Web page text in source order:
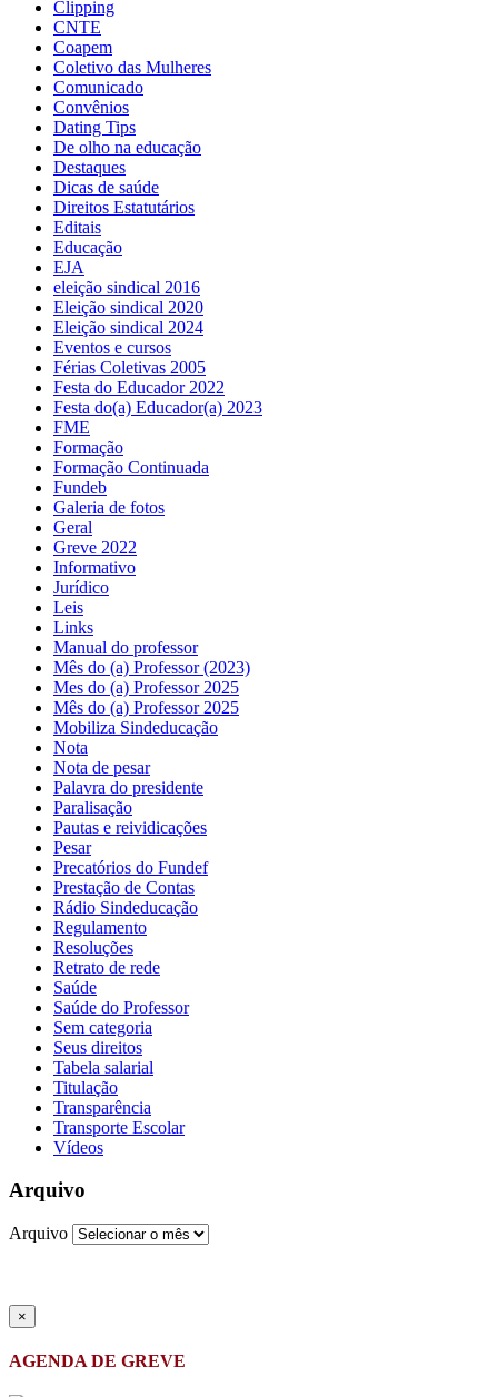
Clipping
CNTE
Coapem
Coletivo das Mulheres
Comunicado
Convênios
Dating Tips
De olho na educação
Destaques
Dicas de saúde
Direitos Estatutários
Editais
Educação
EJA
eleição sindical 2016
Eleição sindical 2020
Eleição sindical 2024
Eventos e cursos
Férias Coletivas 2005
Festa do Educador 2022
Festa do(a) Educador(a) 2023
FME
Formação
Formação Continuada
Fundeb
Galeria de fotos
Geral
Greve 2022
Informativo
Jurídico
Leis
Links
Manual do professor
Mês do (a) Professor (2023)
Mes do (a) Professor 2025
Mês do (a) Professor 2025
Mobiliza Sindeducação
Nota
Nota de pesar
Palavra do presidente
Paralisação
Pautas e reividicações
Pesar
Precatórios do Fundef
Prestação de Contas
Rádio Sindeducação
Regulamento
Resoluções
Retrato de rede
Saúde
Saúde do Professor
Sem categoria
Seus direitos
Tabela salarial
Titulação
Transparência
Transporte Escolar
Vídeos
Arquivo
Arquivo
×
AGENDA DE GREVE